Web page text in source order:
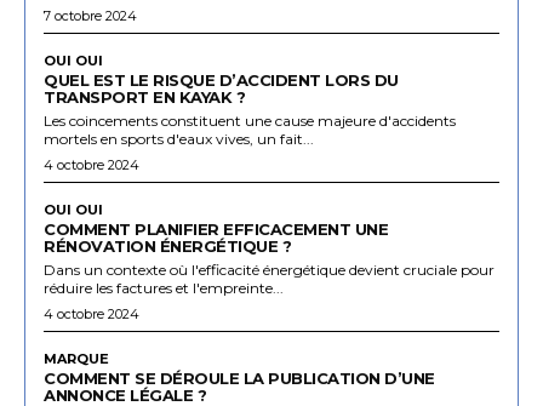
7 octobre 2024
OUI OUI
QUEL EST LE RISQUE D’ACCIDENT LORS DU
TRANSPORT EN KAYAK ?
Les coincements constituent une cause majeure d'accidents
mortels en sports d'eaux vives, un fait...
4 octobre 2024
OUI OUI
COMMENT PLANIFIER EFFICACEMENT UNE
RÉNOVATION ÉNERGÉTIQUE ?
Dans un contexte où l'efficacité énergétique devient cruciale pour
réduire les factures et l'empreinte...
4 octobre 2024
MARQUE
COMMENT SE DÉROULE LA PUBLICATION D’UNE
ANNONCE LÉGALE ?